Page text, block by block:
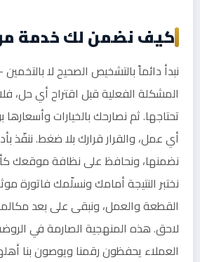
كيف نضمن لك خدمة
نبدأ دائماً بالتشخيص الصحيح لا
المشكلة الفعلية قبل اقتراح أي حل،
تحتاجها. ثم نصارحك بالخيارات
أي عمل، والقرار قرارك بلا ضغط. ننفّذ
نضمنها، ونحافظ على نظافة موقعك
نختبر النتيجة أمامك ونسلّمك فاتورة
القطعة والعمل، ونبقى على بعد
لاحق. هذه المنهجية الصارمة في
العملاء يحفظون رقمنا ويوصون بنا